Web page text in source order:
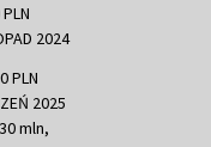
2024
PLN
2025
mln,